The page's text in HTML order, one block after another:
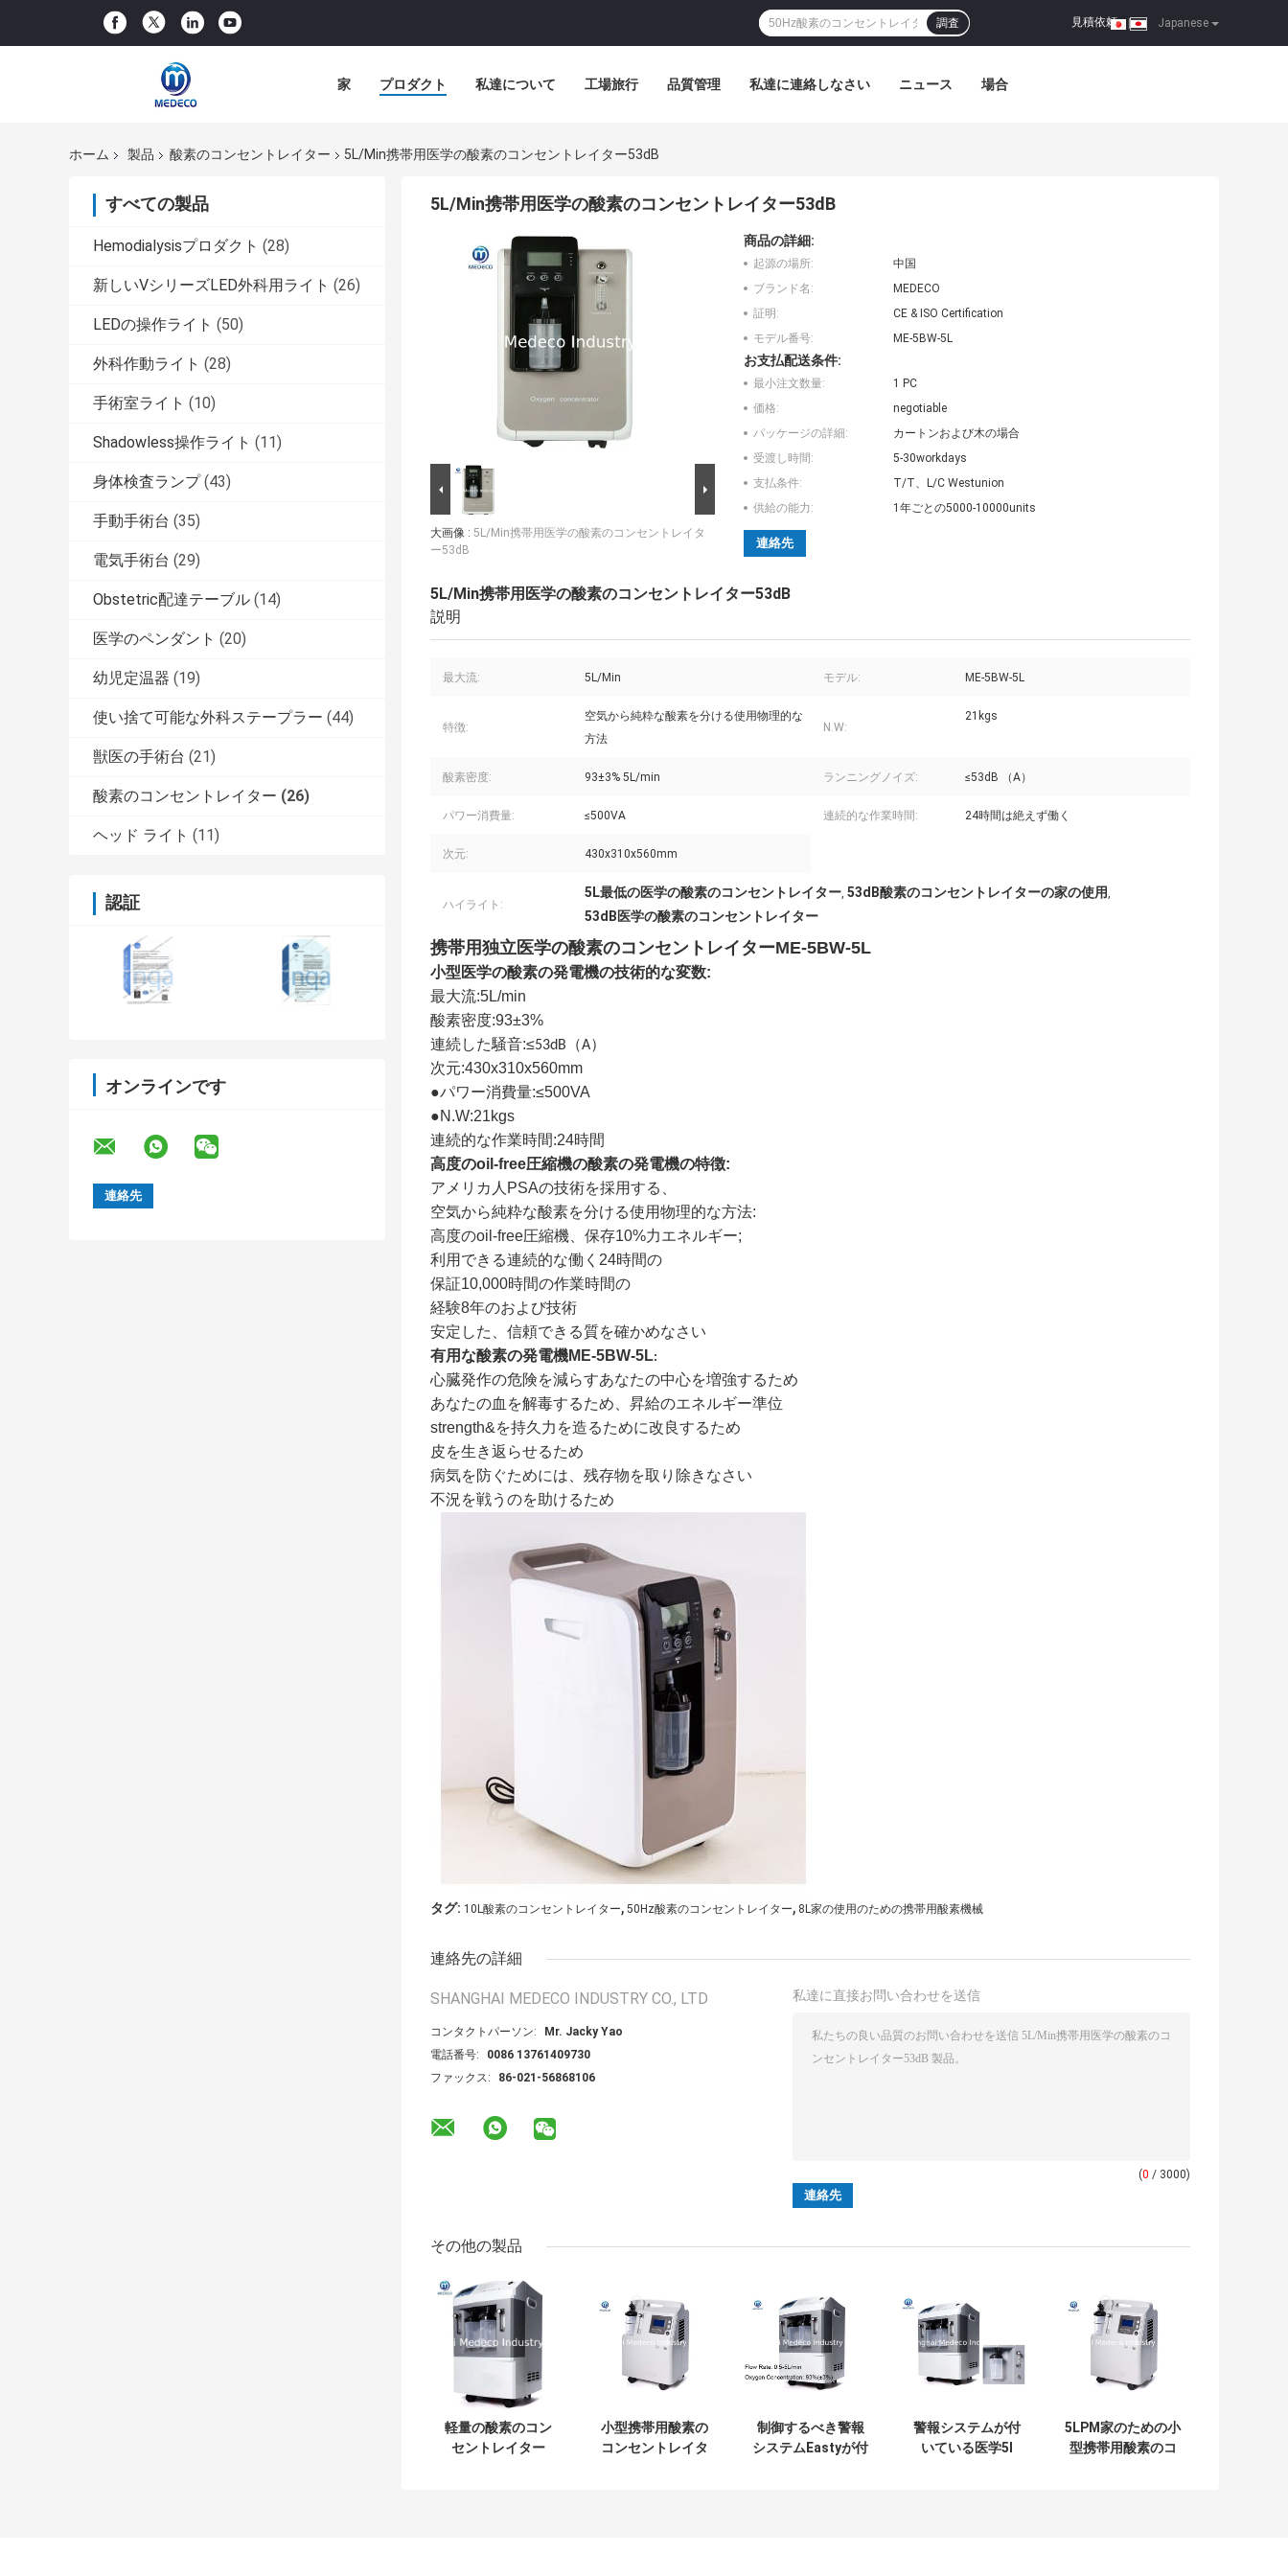
Japanese
見積依頼 |
調査
家 プロダクト 私達について 工場旅行 品質管理 私達に連絡しなさい ニュース 場合
ホーム 製品 酸素のコンセントレイター 5L/Min携帯用医学の酸素のコンセントレイター53dB
すべての製品
Hemodialysisプロダクト (28)
新しいVシリーズLED外科用ライト (26)
LEDの操作ライト (50)
外科作動ライト (28)
手術室ライト (10)
Shadowless操作ライト (11)
身体検査ランプ (43)
手動手術台 (35)
電気手術台 (29)
Obstetric配達テーブル (14)
医学のペンダント (20)
幼児定温器 (19)
使い捨て可能な外科ステープラー (44)
獣医の手術台 (21)
酸素のコンセントレイター (26)
ヘッド ライト (11)
認証
オンラインです
5L/Min携帯用医学の酸素のコンセントレイター53dB
大画像 : 5L/Min携帯用医学の酸素のコンセントレイタ
ー53dB
商品の詳細:
起源の場所:
中国
ブランド名:
MEDECO
証明:
CE & ISO Certification
モデル番号:
ME-5BW-5L
お支払配送条件:
最小注文数量:
1 PC
価格:
negotiable
パッケージの詳細:
カートンおよび木の場合
受渡し時間:
5-30workdays
支払条件:
T/T、L/C Westunion
供給の能力:
1年ごとの5000-10000units
連絡先
5L/Min携帯用医学の酸素のコンセントレイター53dB
説明
最大流: 5L/Min モデル: ME-5BW-5L
特徴:
空気から純粋な酸素を分ける使用物理的な
方法
N.W:
21kgs
酸素密度: 93±3% 5L/min ランニングノイズ: ≤53dB （A）
パワー消費量: ≤500VA 連続的な作業時間: 24時間は絶えず働く
次元: 430x310x560mm
ハイライト:
5L最低の医学の酸素のコンセントレイター, 53dB酸素のコンセントレイターの家の使用,
53dB医学の酸素のコンセントレイター
携帯用独立医学の酸素のコンセントレイターME-5BW-5L
小型医学の酸素の発電機の技術的な変数:
最大流:5L/min
酸素密度:93±3%
連続した騒音:≤53dB（A）
次元:430x310x560mm
●パワー消費量:≤500VA
●N.W:21kgs
連続的な作業時間:24時間
高度のoil-free圧縮機の酸素の発電機の特徴:
アメリカ人PSAの技術を採用する、
空気から純粋な酸素を分ける使用物理的な方法:
高度のoil-free圧縮機、保存10%力エネルギー;
利用できる連続的な働く24時間の
保証10,000時間の作業時間の
経験8年のおよび技術
安定した、信頼できる質を確かめなさい
有用な酸素の発電機ME-5BW-5L:
心臓発作の危険を減らすあなたの中心を増強するため
あなたの血を解毒するため、昇給のエネルギー準位
strength&を持久力を造るために改良するため
皮を生き返らせるため
病気を防ぐためには、残存物を取り除きなさい
不況を戦うのを助けるため
タグ: 10L酸素のコンセントレイター, 50Hz酸素のコンセントレイター, 8L家の使用のための携帯用酸素機械
連絡先の詳細
SHANGHAI MEDECO INDUSTRY CO., LTD
コンタクトパーソン:
Mr. Jacky Yao
電話番号:
0086 13761409730
ファックス:
86-021-56868106
私達に直接お問い合わせを送信
(0 / 3000)
その他の製品
軽量の酸素のコン
セントレイター
小型携帯用酸素の
コンセントレイタ
制御するべき警報
システムEastyが付
警報システムが付
いている医学5l
5LPM家のための小
型携帯用酸素のコ